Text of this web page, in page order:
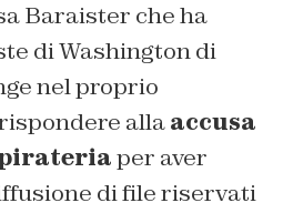
Baraister che ha
di Washington di
nel proprio
allaaccusa
pirateriaper aver
di file riservati